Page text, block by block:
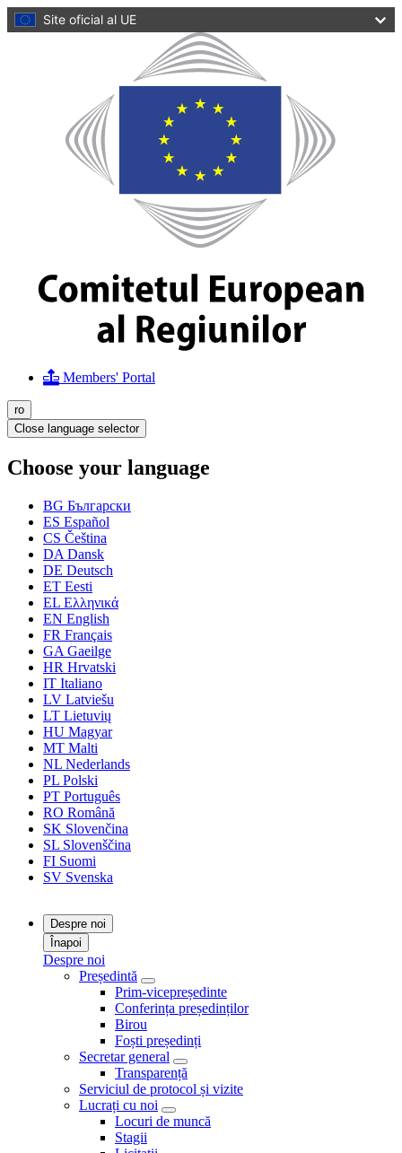
conținutul
principalSite oficial al UE
Members' Portal
ro
Close language selector
Choose your language
BG Български
ES Español
CS Čeština
DA Dansk
DE Deutsch
ET Eesti
EL Ελληνικά
EN English
FR Français
GA Gaeilge
HR Hrvatski
IT Italiano
LV Latviešu
LT Lietuvių
HU Magyar
MT Malti
NL Nederlands
PL Polski
PT Português
RO Română
SK Slovenčina
SL Slovenščina
FI Suomi
SV Svenska
Despre noi
Înapoi
Despre noi
Președintă
Prim-vicepreședinte
Conferința președinților
Birou
Foști președinți
Secretar general
Transparență
Serviciul de protocol și vizite
Lucrați cu noi
Locuri de muncă
Stagii